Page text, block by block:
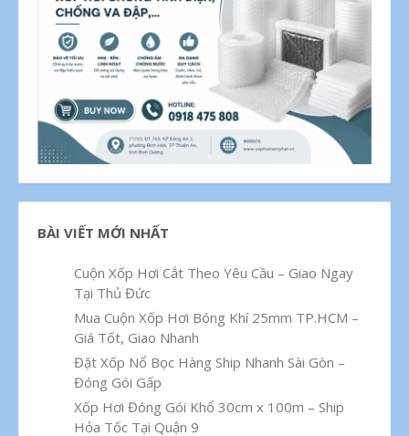
BÀI VIẾT MỚI NHẤT
Cuộn Xốp Hơi Cắt Theo Yêu Cầu – Giao Ngay
Tại Thủ Đức
Mua Cuộn Xốp Hơi Bóng Khí 25mm TP.HCM –
Giá Tốt, Giao Nhanh
Đặt Xốp Nổ Bọc Hàng Ship Nhanh Sài Gòn –
Đóng Gói Gấp
Xốp Hơi Đóng Gói Khổ 30cm x 100m – Ship
Hỏa Tốc Tại Quận 9